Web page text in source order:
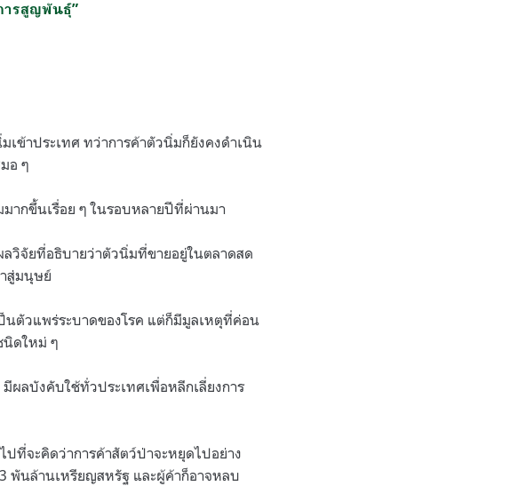
ารสูญพันธุ์”
ข้าประเทศ ทว่าการค้าตัวนิ่มก็ยังคงดำเนิน
อ ๆ
ากขึ้นเรื่อย ๆ ในรอบหลายปีที่ผ่านมา
วิจัยที่อธิบายว่าตัวนิ่มที่ขายอยู่ในตลาดสด
สู่มนุษย์
นตัวแพร่ระบาดของโรค แต่ก็มีมูลเหตุที่ค่อน
นิดใหม่ ๆ
ผลบังคับใช้ทั่วประเทศเพื่อหลีกเลี่ยงการ
ที่จะคิดว่าการค้าสัตว์ป่าจะหยุดไปอย่าง
พันล้านเหรียญสหรัฐ และผู้ค้าก็อาจหลบ